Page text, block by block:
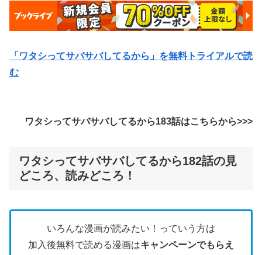
「ワタシってサバサバしてるから」を無料トライアルで読
む
ワタシってサバサバしてるから183話はこちらから>>>
ワタシってサバサバしてるから182話の見
どころ、読みどころ！
いろんな漫画が読みたい！っていう方は
加入後無料で読める漫画はキャンペーンでもらえ